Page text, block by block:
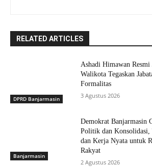
RELATED ARTICLES
DPRD Banjarmasin
Ashadi Himawan Resmi
Walikota Tegaskan
Formalitas
3 Agustus 2026
Banjarmasin
Demokrat Banjarmasin
Politik dan Konsolidasi,
dan Kerja Nyata untuk
Rakyat
2 Agustus 2026